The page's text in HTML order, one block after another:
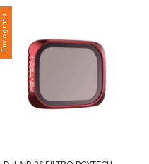
Envío gratis